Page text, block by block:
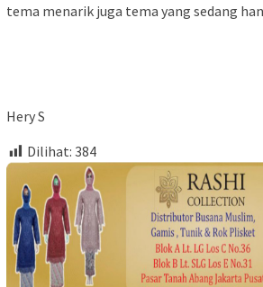
tema menarik juga tema yang sedang
Hery S
Dilihat: 384